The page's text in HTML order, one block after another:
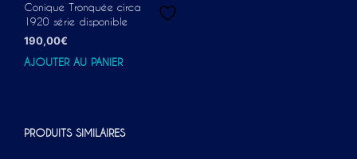
Conique Tronquée circa
1920 série disponible
190,00€
AJOUTER AU PANIER
PRODUITS SIMILAIRES